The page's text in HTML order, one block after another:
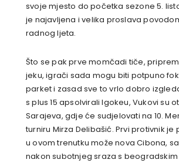
svoje mjesto do početka sezone 5.
je najavljena i velika proslava
radnog ljeta.
Što se pak prve momčadi tiče,
jeku, igrači sada mogu biti potpuno
parket i zasad sve to vrlo dobro
s plus 15 apsolvirali Igokeu, Vukovi su
Sarajeva, gdje će sudjelovati na 10.
turniru Mirza Delibašić. Prvi protivnik je
u ovom trenutku može nova Cibona,
nakon subotnjeg sraza s beogradskim